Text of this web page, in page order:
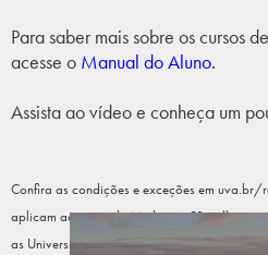
Para saber mais sobre os cursos
acesse o Manual do Aluno.
Assista ao vídeo e conheça um
Confira as condições e exceções em uva.br/
aplicam ao curso de Medicina. 3º melhor
as Universidades privadas com fins